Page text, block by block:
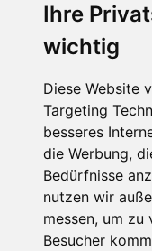
Ihre
wichtig
Diese Website
Targeting
besseres
die Werbung,
Bedürfnisse
nutzen wir
messen, um zu
Besucher
Abonnieren
Email